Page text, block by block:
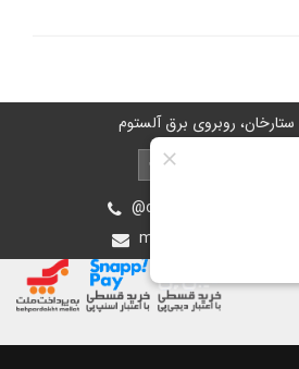
روبروی برق آلستوم